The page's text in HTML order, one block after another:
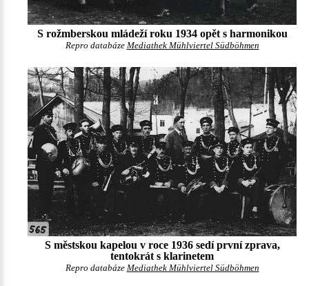
S rožmberskou mládeží roku 1934 opět s harmonikou
Repro databáze Mediathek Mühlviertel Südböhmen
S městskou kapelou v roce 1936 sedí první zprava,
tentokrát s klarinetem
Repro databáze Mediathek Mühlviertel Südböhmen